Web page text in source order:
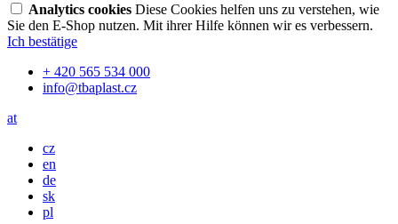
Analytics cookies Diese Cookies helfen uns zu verstehen, wie
Sie den E-Shop nutzen. Mit ihrer Hilfe können wir es verbessern.
Ich bestätige
+ 420 565 534 000
info@tbaplast.cz
at
cz
en
de
sk
pl